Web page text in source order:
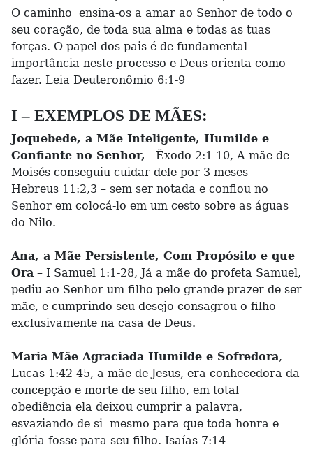
O caminho ensina-os a amar ao Senhor de todo o
seu coração, de toda sua alma e todas as tuas
forças. O papel dos pais é de fundamental
importância neste processo e Deus orienta como
fazer. Leia Deuteronômio 6:1-9
I – EXEMPLOS DE MÃES:
Joquebede, a Mãe Inteligente, Humilde e
Confiante no Senhor, - Êxodo 2:1-10, A mãe de
Moisés conseguiu cuidar dele por 3 meses –
Hebreus 11:2,3 – sem ser notada e confiou no
Senhor em colocá-lo em um cesto sobre as águas
do Nilo.
Ana, a Mãe Persistente, Com Propósito e que
Ora – I Samuel 1:1-28, Já a mãe do profeta Samuel,
pediu ao Senhor um filho pelo grande prazer de ser
mãe, e cumprindo seu desejo consagrou o filho
exclusivamente na casa de Deus.
Maria Mãe Agraciada Humilde e Sofredora,
Lucas 1:42-45, a mãe de Jesus, era conhecedora da
concepção e morte de seu filho, em total
obediência ela deixou cumprir a palavra,
esvaziando de si mesmo para que toda honra e
glória fosse para seu filho. Isaías 7:14